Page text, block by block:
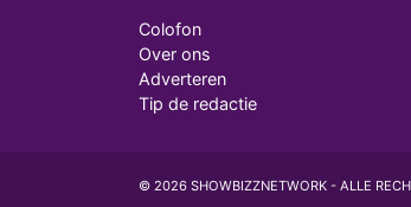
Colofon
Over ons
Adverteren
Tip de redactie
© 2026 SHOWBIZZNETWORK - ALLE